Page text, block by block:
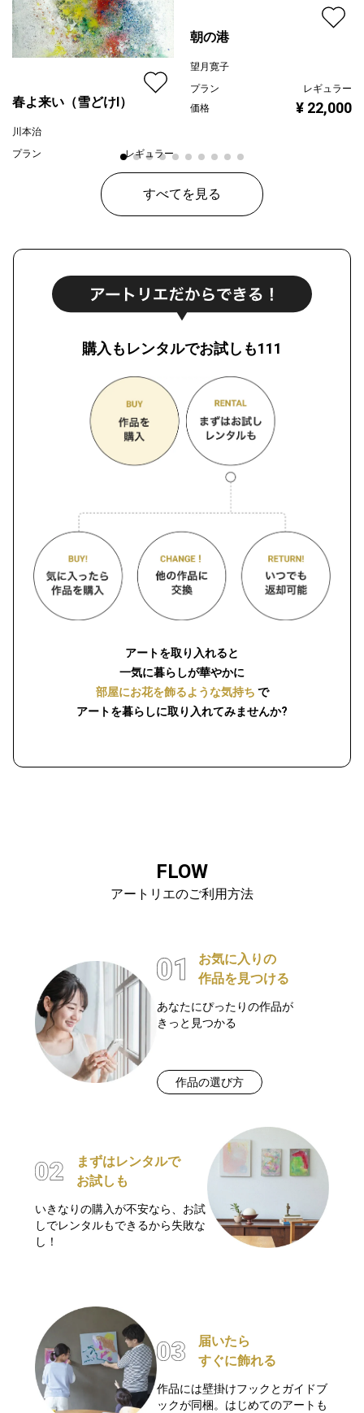
春よ来い（雪どけⅠ）
川本治
プラン
レギュラー
¥ 80,000
朝の港
望月寛子
プラン
レギュラー
価格
¥ 22,000
すべてを見る
購入もレンタルでお試しも111
アートを取り入れると
一気に暮らしが華やかに
部屋にお花を飾るような気持ち で
アートを暮らしに取り入れてみませんか?
FLOW
アートリエのご利用方法
お気に入りの
作品を見つける
あなたにぴったりの作品が
きっと見つかる
作品の選び方
まずはレンタルで
お試しも
いきなりの購入が不安なら、お試
しでレンタルもできるから失敗な
し！
届いたら
すぐに飾れる
作品には壁掛けフックとガイドブ
ックが同梱。はじめてのアートも